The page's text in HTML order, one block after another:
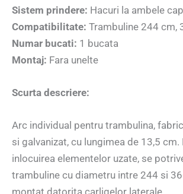
Sistem prindere: Hacuri la ambele
Compatibilitate: Trambuline 244 cm,
Numar bucati: 1 bucata
Montaj: Fara unelte
Scurta descriere:
Arc individual pentru trambulina,
si galvanizat, cu lungimea de 13,5
inlocuirea elementelor uzate, se
trambuline cu diametru intre 244 si